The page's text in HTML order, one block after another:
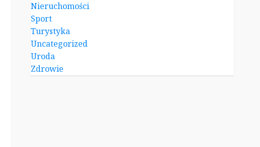
Nieruchomości
Sport
Turystyka
Uncategorized
Uroda
Zdrowie